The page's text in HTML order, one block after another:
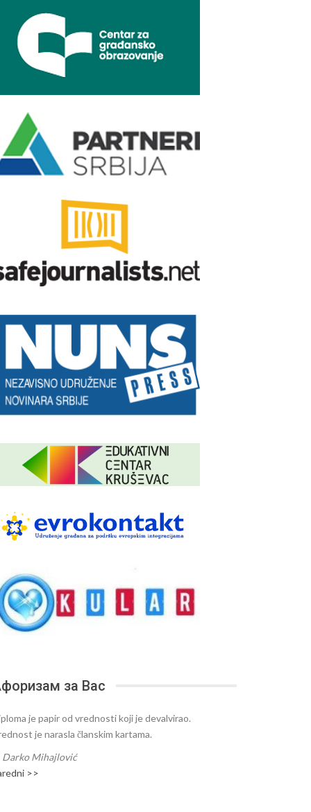
за Вас
je papir od vrednosti koji je devalvirao.
je narasla članskim kartama.
Darko Mihajlović
>>